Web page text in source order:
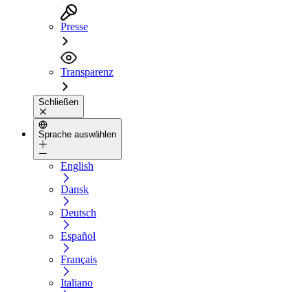
Presse
Transparenz
Schließen
Sprache auswählen
English
Dansk
Deutsch
Español
Français
Italiano